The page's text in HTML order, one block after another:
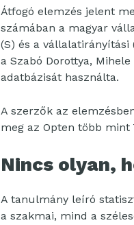
Átfogó elemzés jelent
számában a magyar
(S) és a
a Szabó Dorottya,
adatbázisát használta.
A szerzők az
meg az Opten több
Nincs olyan,
A tanulmány leíró
a szakmai, mind a